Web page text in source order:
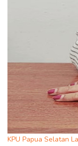
KPU Papua Selatan